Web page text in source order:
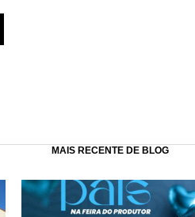
MAIS RECENTE DE BLOG